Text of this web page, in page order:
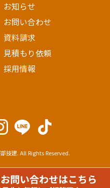
お知らせ
お問い合わせ
資料請求
見積もり依頼
採用情報
技建. All Rights Reserved.